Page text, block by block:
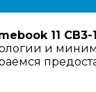
11
и